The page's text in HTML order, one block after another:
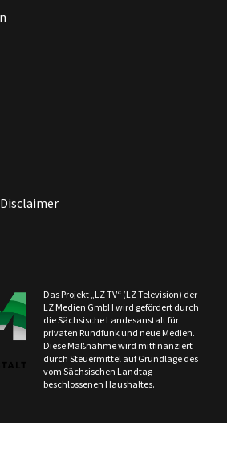
Das Projekt „LZ TV“ (LZ Television) der
LZ Medien GmbH wird gefördert durch
die Sächsische Landesanstalt für
privaten Rundfunk und neue Medien.
Diese Maßnahme wird mitfinanziert
durch Steuermittel auf Grundlage des
vom Sächsischen Landtag
beschlossenen Haushaltes.